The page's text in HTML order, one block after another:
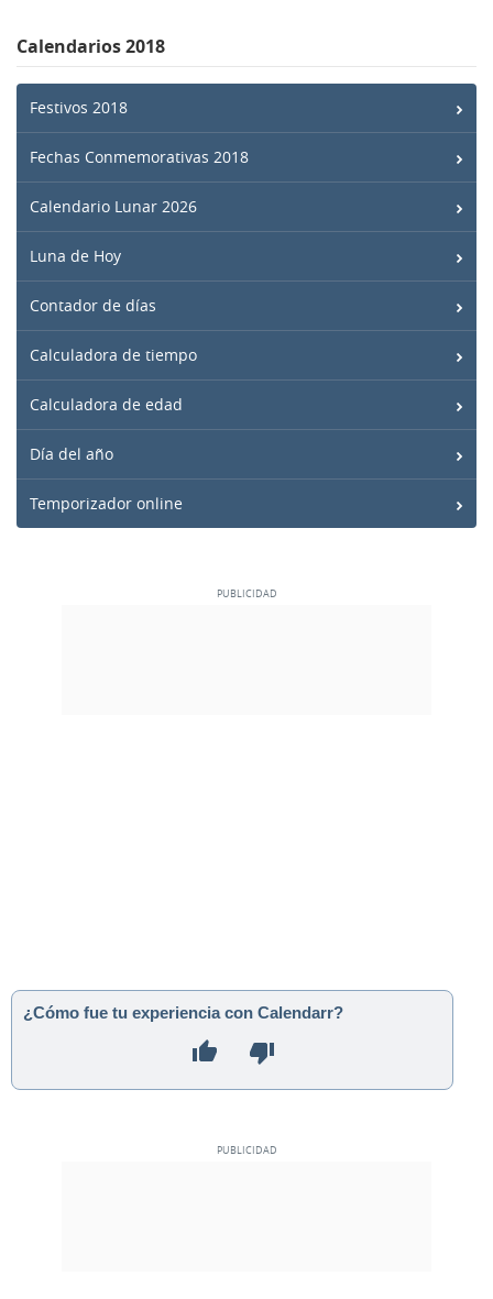
Calendarios 2018
Festivos 2018
Fechas Conmemorativas 2018
Calendario Lunar 2026
Luna de Hoy
Contador de días
Calculadora de tiempo
Calculadora de edad
Día del año
Temporizador online
¿Cómo fue tu experiencia con Calendarr?